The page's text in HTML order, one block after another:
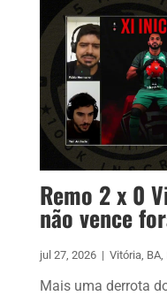
Remo 2 x 0
não vence
jul 27, 2026 | Vitória, BA,
Mais uma derrota